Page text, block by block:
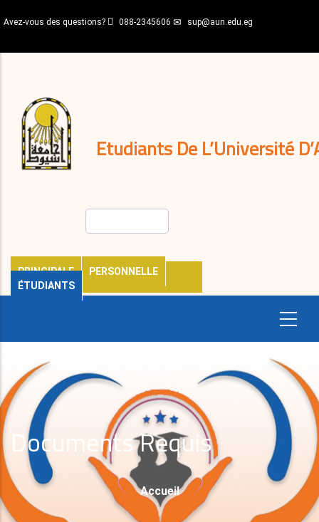
au
principal
Avez-vous des questions? 088-2345606 sup@aun.edu.eg
Etudiants De L’Université
PRINCIPALE
PERSONNELLE
ÉTUDIANTS
décisions
Expatriés
Journal
Documents Requis
Fil
Accueil